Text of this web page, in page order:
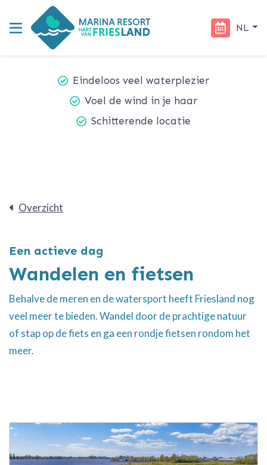
NL
Eindeloos veel waterplezier
Voel de wind in je haar
Schitterende locatie
Overzicht
Een actieve dag
Wandelen en fietsen
Behalve de meren en de watersport heeft Friesland nog
veel meer te bieden. Wandel door de prachtige natuur
of stap op de fiets en ga een rondje fietsen rondom het
meer.